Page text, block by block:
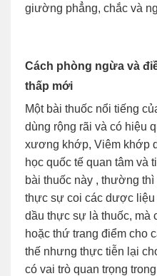
giường phẳng, chắc và
Cách phòng ngừa và
thấp mới
Một bài thuốc nổi tiếng
dùng rộng rãi và có hiệu
xương khớp, Viêm khớp
học quốc tế quan tâm và
bài thuốc này , thường
thực sự coi các dược
dầu thực sự là thuốc, mà
hoặc thứ trang điểm cho
thế nhưng thực tiễn lại
có vai trò quan trọng